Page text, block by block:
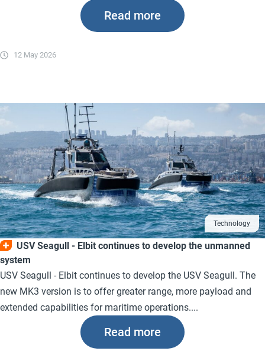
12 May 2026
Read more
Technology
USV Seagull - Elbit continues to develop the unmanned
system
USV Seagull - Elbit continues to develop the USV Seagull. The
new MK3 version is to offer greater range, more payload and
extended capabilities for maritime operations....
Read more